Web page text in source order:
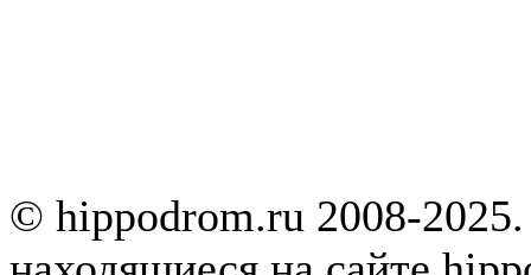
© hippodrom.ru 2008-